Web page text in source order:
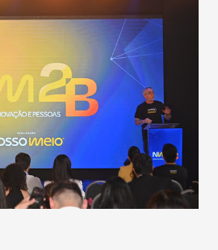
cuidados com os ambientes
não estamos vivendo uma
temos em todos os anos, com
influenza ou H1N1. Trata-se
vírus diferente, com um poder de
outros coronavírus”, apontou o
é uma epidemia com chance de
gerar um grande risco à
saúde. “Precisamos saber fazer a
doença, para não so...